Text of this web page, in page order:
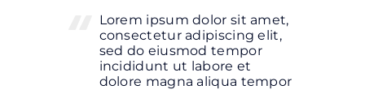
Lorem ipsum dolor sit amet,
consectetur adipiscing elit,
sed do eiusmod tempor
incididunt ut labore et
dolore magna aliqua tempor